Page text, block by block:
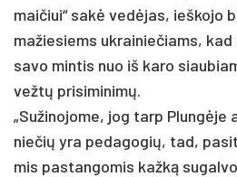
mai­čiui“ sakė vedė­jas, ieš­ko­jo
ma­žie­siems uk­rai­nie­čiams,
sa­vo min­tis nuo iš ka­ro
vežtų pri­si­mi­nimų.
„Su­ži­no­jo­me, jog tarp
nie­čių yra pe­da­go­gių, tad,
mis pa­stan­go­mis kažką